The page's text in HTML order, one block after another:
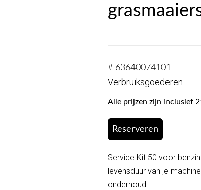
# 63640074101
Verbruiksgoederen
Alle prijzen zijn inclusief
Reserveren
Service Kit 50 voor
levensduur van je
onderhoud